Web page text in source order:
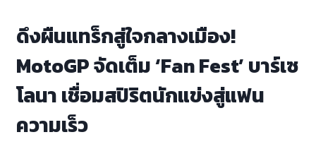
ดึงผืนแทร็กสู่ใจกลางเมือง!
MotoGP จัดเต็ม ‘Fan Fest’ บาร์เซ
โลนา เชื่อมสปิริตนักแข่งสู่แฟน
ความเร็ว